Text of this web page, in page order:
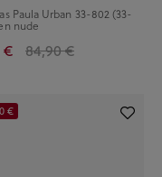
Paula Urban 33-802 (33-
nude
€ 84,90 €
€